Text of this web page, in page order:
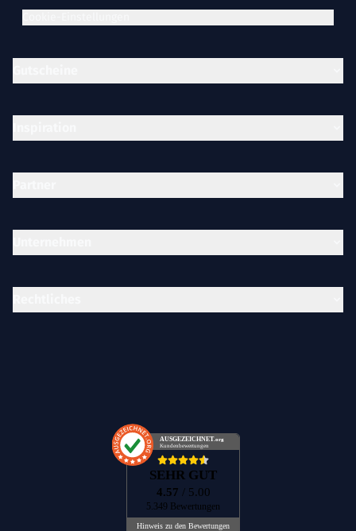
AUSGEZEICHNET .org
Kundenbewertungen
SEHR GUT
4.57 / 5.00
5.349 Bewertungen
Hinweis zu den Bewertungen